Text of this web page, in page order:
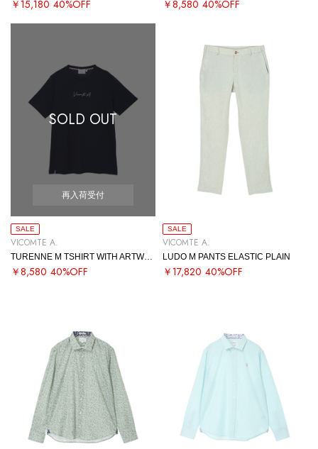
￥15,180 40%OFF ￥8,580 40%OFF
SOLD OUT
再入荷受付
SALE
VICOMTE A.
TURENNE M TSHIRT WITH ARTWORK
￥8,580 40%OFF
SALE
VICOMTE A.
LUDO M PANTS ELASTIC PLAIN
￥17,820 40%OFF